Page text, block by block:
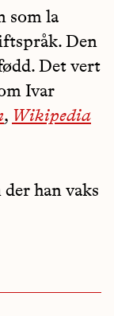
som la
Den
Det vert
Ivar
, Wikipedia
der han vaks